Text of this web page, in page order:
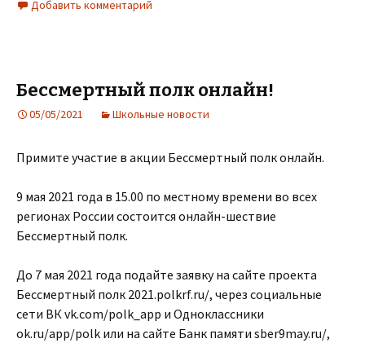
Добавить комментарий
Бессмертный полк онлайн!
05/05/2021 Школьные новости
Примите участие в акции Бессмертный полк онлайн.
9 мая 2021 года в 15.00 по местному времени во всех
регионах России состоится онлайн-шествие
Бессмертный полк.
До 7 мая 2021 года подайте заявку на сайте проекта
Бессмертный полк 2021.polkrf.ru/, через социальные
сети ВК vk.com/polk_app и Одноклассники
ok.ru/app/polk или на сайте Банк памяти sber9may.ru/,